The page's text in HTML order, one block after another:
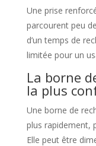
Une prise
parcourent peu
d’un temps de
limitée pour un
La borne
la plus
Une borne de
plus rapidement,
Elle peut être